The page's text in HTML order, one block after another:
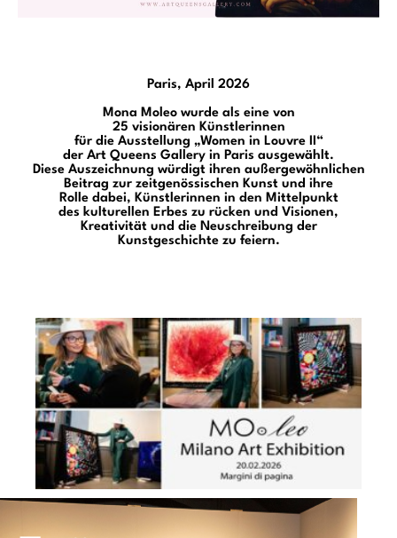
Paris, April 2026
Mona Moleo wurde als eine von
25 visionären Künstlerinnen
für die Ausstellung „Women in Louvre II“
der Art Queens Gallery in Paris ausgewählt.
Diese Auszeichnung würdigt ihren außergewöhnlichen
Beitrag zur zeitgenössischen Kunst und ihre
Rolle dabei, Künstlerinnen in den Mittelpunkt
des kulturellen Erbes zu rücken und Visionen,
Kreativität und die Neuschreibung der
Kunstgeschichte zu feiern.